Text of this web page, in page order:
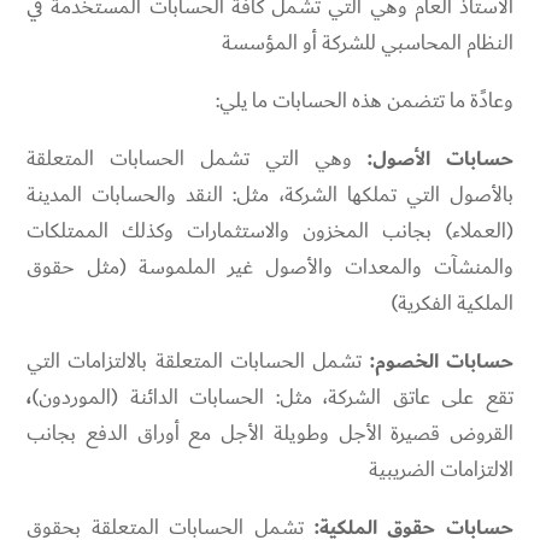
النظام المحاسبي للشركة أو المؤسسة
وعادًة ما تتضمن هذه الحسابات ما يلي:
حسابات الأصول: وهي التي تشمل الحسابات المتعلقة
بالأصول التي تملكها الشركة، مثل: النقد والحسابات المدينة
(العملاء) بجانب المخزون والاستثمارات وكذلك الممتلكات
والمنشآت والمعدات والأصول غير الملموسة (مثل حقوق
الملكية الفكرية)
حسابات الخصوم: تشمل الحسابات المتعلقة بالالتزامات التي
تقع على عاتق الشركة، مثل: الحسابات الدائنة (الموردون)،
القروض قصيرة الأجل وطويلة الأجل مع أوراق الدفع بجانب
الالتزامات الضريبية
حسابات حقوق الملكية: تشمل الحسابات المتعلقة بحقوق